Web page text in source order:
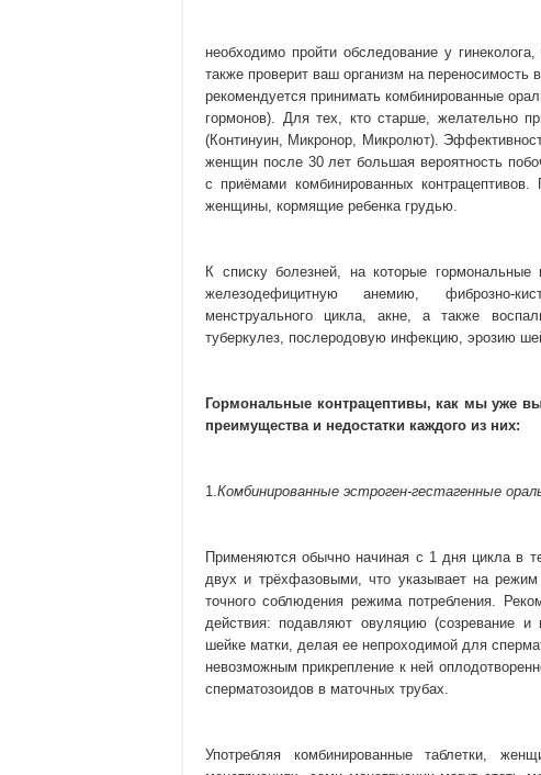
необходимо пройти обследование у
также проверит ваш организм на
рекомендуется принимать комбинированные
гормонов). Для тех, кто старше, желательно
(Континуин, Микронор, Микролют).
женщин после 30 лет большая вероятность
с приёмами комбинированных контрацептивов.
женщины, кормящие ребенка грудью.
К списку болезней, на которые гормональные
железодефицитную анемию, фиброзно-
менструального цикла, акне, а также
туберкулез, послеродовую инфекцию, эрозию
Гормональные контрацептивы, как мы уже
преимущества и недостатки каждого из них:
1.Комбинированные эстроген-гестагенные
Применяются обычно начиная с 1 дня цикла в
двух и трёхфазовыми, что указывает на
точного соблюдения режима потребления.
действия: подавляют овуляцию (созревание
шейке матки, делая ее непроходимой для
невозможным прикрепление к ней
сперматозоидов в маточных трубах.
Употребляя комбинированные таблетки,